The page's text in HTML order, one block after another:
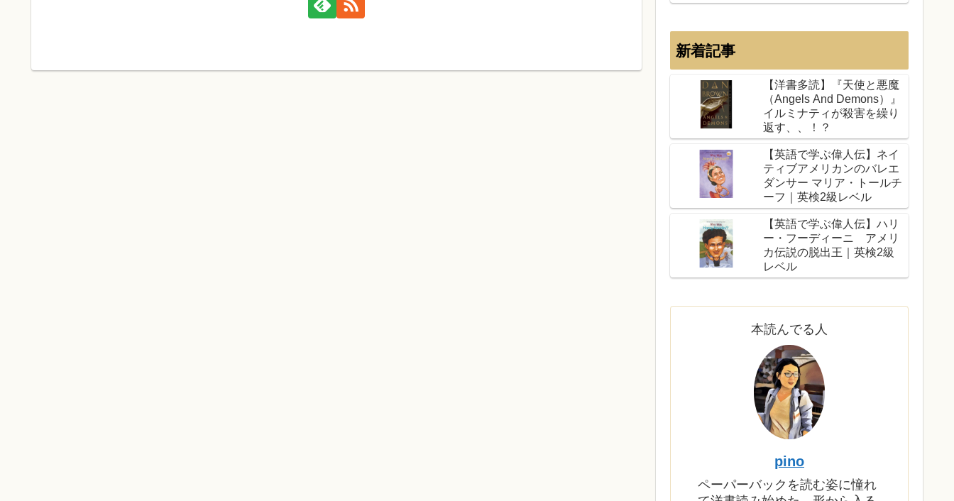
新着記事
【洋書多読】『天使と悪魔
（Angels And Demons）』
イルミナティが殺害を繰り
返す、、！？
【英語で学ぶ偉人伝】ネイ
ティブアメリカンのバレエ
ダンサー マリア・トールチ
ーフ｜英検2級レベル
【英語で学ぶ偉人伝】ハリ
ー・フーディーニ アメリ
カ伝説の脱出王｜英検2級
レベル
本読んでる人
pino
ペーパーバックを読む姿に憧れ